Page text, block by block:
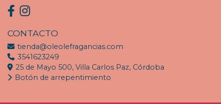
CONTACTO
tienda@oleolefragancias.com
3541623249
25 de Mayo 500, Villa Carlos Paz, Córdoba
Botón de arrepentimiento